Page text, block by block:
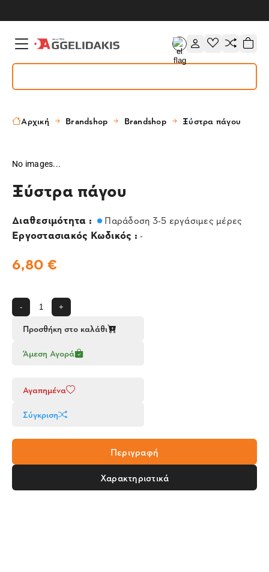
Αρχική Brandshop Brandshop Ξύστρα πάγου
No images...
Ξύστρα πάγου
Διαθεσιμότητα : Παράδοση 3-5 εργάσιμες μέρες
Εργοστασιακός Κωδικός : -
6,80 €
- +
Προσθήκη στο καλάθι
Άμεση Αγορά
Αγαπημένα
Σύγκριση
Περιγραφή
Χαρακτηριστικά